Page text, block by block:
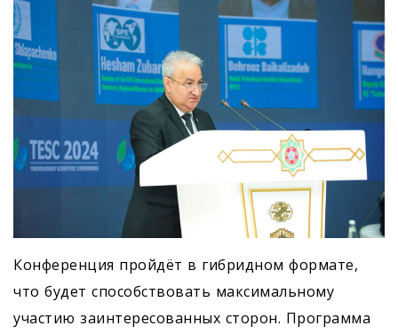
Конференция пройдёт в гибридном формате,
что будет способствовать максимальному
участию заинтересованных сторон. Программа